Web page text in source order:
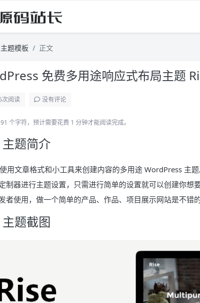
主题模板 正文
免费多用途响应式布局主题
次阅读 没有评论
个字符，预计需要花费 1 分钟才能阅读完成。
主题简介
用文章格式和小工具来创建内容的多用途 WordPress 主
制器进行主题设置，只需进行简单的设置就可以创建你想
者使用，做一个简单的产品、作品、项目展示网站是不错的
题截图